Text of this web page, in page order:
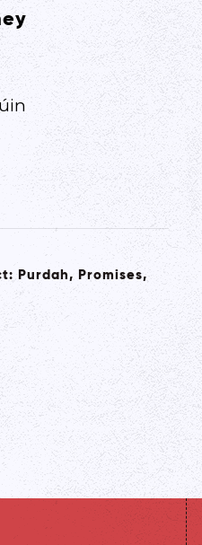
Purdah, Promises,